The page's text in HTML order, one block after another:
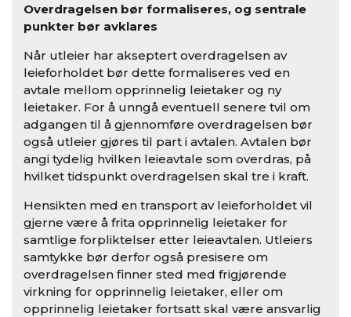
Overdragelsen bør formaliseres, og sentrale
punkter bør avklares
Når utleier har akseptert overdragelsen av
leieforholdet bør dette formaliseres ved en
avtale mellom opprinnelig leietaker og ny
leietaker. For å unngå eventuell senere tvil om
adgangen til å gjennomføre overdragelsen bør
også utleier gjøres til part i avtalen. Avtalen bør
angi tydelig hvilken leieavtale som overdras, på
hvilket tidspunkt overdragelsen skal tre i kraft.
Hensikten med en transport av leieforholdet vil
gjerne være å frita opprinnelig leietaker for
samtlige forpliktelser etter leieavtalen. Utleiers
samtykke bør derfor også presisere om
overdragelsen finner sted med frigjørende
virkning for opprinnelig leietaker, eller om
opprinnelig leietaker fortsatt skal være ansvarlig